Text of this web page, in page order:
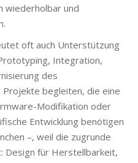
wiederholbar und
oft auch Unterstützung
Integration,
des
Projekte begleiten, die eine
Modifikation oder
Entwicklung benötigen
–, weil die zugrunde
Design für Herstellbarkeit,